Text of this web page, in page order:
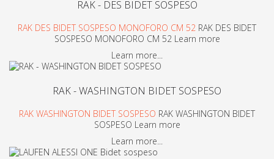
RAK - DES BIDET SOSPESO
RAK DES BIDET SOSPESO MONOFORO CM 52 RAK DES BIDET
SOSPESO MONOFORO CM 52 Learn more
Learn more...
RAK - WASHINGTON BIDET SOSPESO
RAK WASHINGTON BIDET SOSPESO RAK WASHINGTON BIDET
SOSPESO Learn more
Learn more...